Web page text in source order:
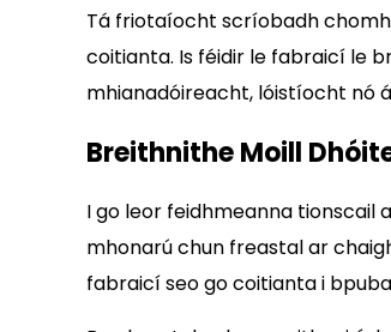
Tá friotaíocht scríobadh
coitianta. Is féidir le fabraicí le
mhianadóireacht, lóistíocht nó
Breithnithe Moill
I go leor feidhmeanna
mhonarú chun freastal ar
fabraicí seo go coitianta i